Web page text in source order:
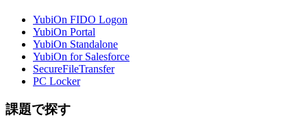
YubiOn FIDO Logon
YubiOn Portal
YubiOn Standalone
YubiOn for Salesforce
SecureFileTransfer
PC Locker
課題で探す